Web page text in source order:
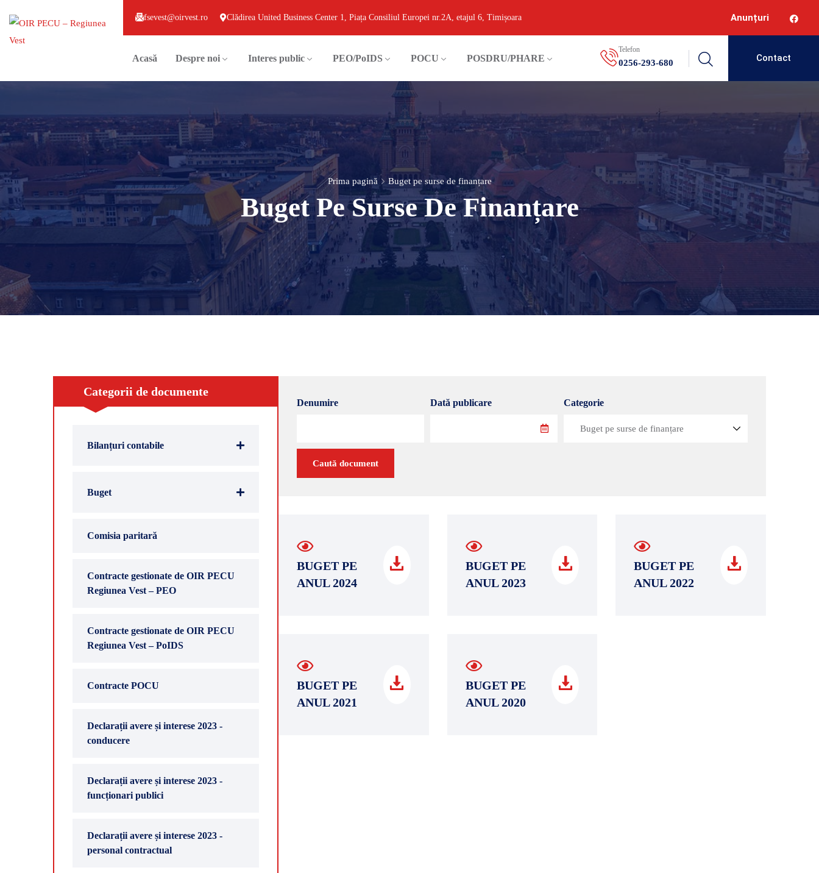
fsevest@oirvest.ro Clădirea United Business Center 1, Piața Consiliul Europei nr.2A, etajul 6, Timișoara Anunțuri
Acasă Despre noi Interes public PEO/PoIDS POCU POSDRU/PHARE
Telefon
0256-293-680 Contact
Prima pagină Buget pe surse de finanțare
Buget Pe Surse De Finanțare
Categorii de documente
Bilanțuri contabile
Buget
Comisia paritară
Contracte gestionate de OIR PECU
Regiunea Vest – PEO
Contracte gestionate de OIR PECU
Regiunea Vest – PoIDS
Contracte POCU
Declarații avere și interese 2023 -
conducere
Declarații avere și interese 2023 -
funcționari publici
Declarații avere și interese 2023 -
personal contractual
Denumire Dată publicare Categorie
Caută document
BUGET PE
ANUL 2024
BUGET PE
ANUL 2023
BUGET PE
ANUL 2022
BUGET PE
ANUL 2021
BUGET PE
ANUL 2020